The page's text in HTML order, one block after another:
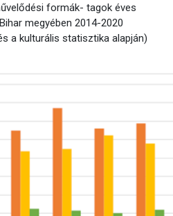
formák- tagok éves
megyében 2014-2020
a kulturális statisztika alapján)